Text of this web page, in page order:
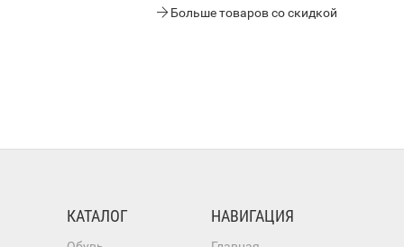
Больше товаров со скидкой
КАТАЛОГ НАВИГАЦИЯ